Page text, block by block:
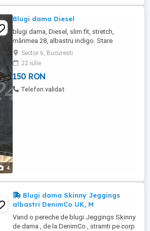
4
Blugi dama Diesel
blugi dama, Diesel, slim fit, stretch,
mărimea 28, albastru indigo. Stare
impecabila (au fost spălați o singura
data).
Sector 6, Bucuresti
22 iulie
150 RON
Telefon validat
Blugi dama Skinny Jeggings
albastri DenimCo UK, M
Vand o pereche de blugi Jeggings Skinny
de dama , de la DenimCo , stramti pe corp